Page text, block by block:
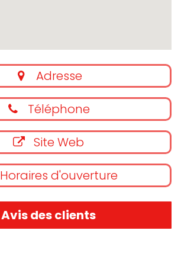
Adresse
Téléphone
Site Web
Horaires d'ouverture
Avis des clients